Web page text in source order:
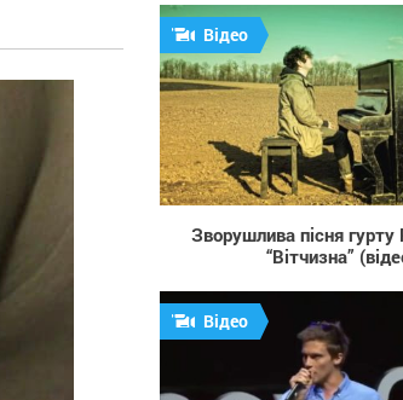
Відео
Зворушлива пісня
“Вітчизна”
Відео